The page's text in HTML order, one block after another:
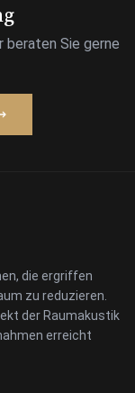
beraten Sie gerne
die ergriffen
zu reduzieren.
der Raumakustik
erreicht